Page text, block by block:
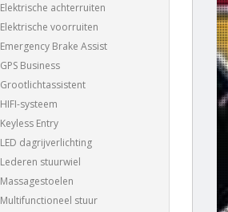
Elektrische achterruiten
Elektrische voorruiten
Emergency Brake Assist
GPS Business
Grootlichtassistent
HIFI-systeem
Keyless Entry
LED dagrijverlichting
Lederen stuurwiel
Massagestoelen
Multifunctioneel stuur